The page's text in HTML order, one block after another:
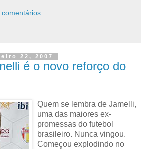
comentários:
22, 2007
é o novo reforço do
Quem se lembra de Jamelli,
uma das maiores ex-
promessas do futebol
brasileiro. Nunca vingou.
Começou explodindo no